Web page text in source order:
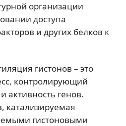
организации
доступа
и других белков к
гистонов – это
контролирующий
активность генов.
катализируемая
гистоновыми